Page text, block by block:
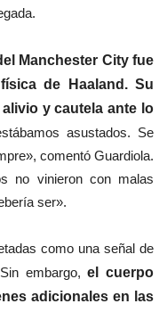
Manchester City fue
de Haaland. Su
y cautela ante lo
asustados. Se
comentó Guardiola.
no vinieron con malas
ser».
como una señal de
embargo,el cuerpo
adicionales en las